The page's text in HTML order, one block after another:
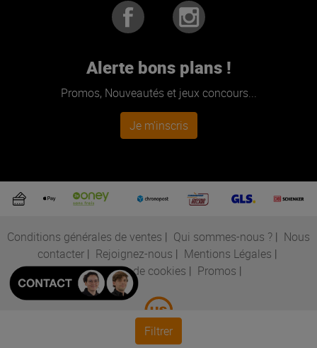
Filtrer
Alerte bons plans !
Promos, Nouveautés et jeux concours...
Je m'inscris
Conditions générales de ventes | Qui sommes-nous ? | Nous
contacter| Rejoignez-nous | Mentions Légales |
Préférences de cookies | Promos |